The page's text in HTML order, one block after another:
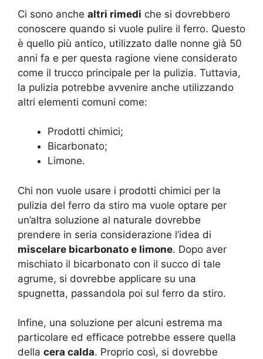
Ci sono anche altri rimedi che si dovrebbero
conoscere quando si vuole pulire il ferro. Questo
è quello più antico, utilizzato dalle nonne già 50
anni fa e per questa ragione viene considerato
come il trucco principale per la pulizia. Tuttavia,
la pulizia potrebbe avvenire anche utilizzando
altri elementi comuni come:
Prodotti chimici;
Bicarbonato;
Limone.
Chi non vuole usare i prodotti chimici per la
pulizia del ferro da stiro ma vuole optare per
un’altra soluzione al naturale dovrebbe
prendere in seria considerazione l’idea di
miscelare bicarbonato e limone. Dopo aver
mischiato il bicarbonato con il succo di tale
agrume, si dovrebbe applicare su una
spugnetta, passandola poi sul ferro da stiro.
Infine, una soluzione per alcuni estrema ma
particolare ed efficace potrebbe essere quella
della cera calda. Proprio così, si dovrebbe